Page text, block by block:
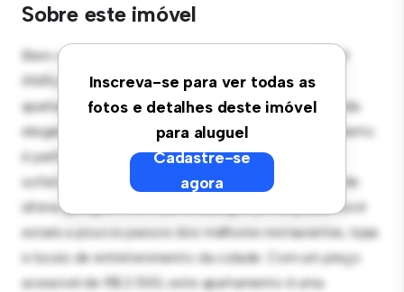
Sobre este imóvel
Inscreva-se para ver todas as
fotos e detalhes deste imóvel
para aluguel
Cadastre-se
agora
Bem-vindo ao seu novo refúgio urbano em JARDIM
ANÁLIA FRANCO, São Paulo - Sp! Este moderno
apartamento de 1 quartos oferece um espaço de vida
elegante e aconchegante. O layout em conceito aberto
é perfeito para receber convidados, e a cozinha
sofisticada está equipada com eletrodomésticos de
última geração. Com sua localização privilegiada, você
estará a poucos passos dos melhores restaurantes, lojas
e locais de entretenimento da cidade. Com um preço
acessível de R$ 2.500, este apartamento é uma